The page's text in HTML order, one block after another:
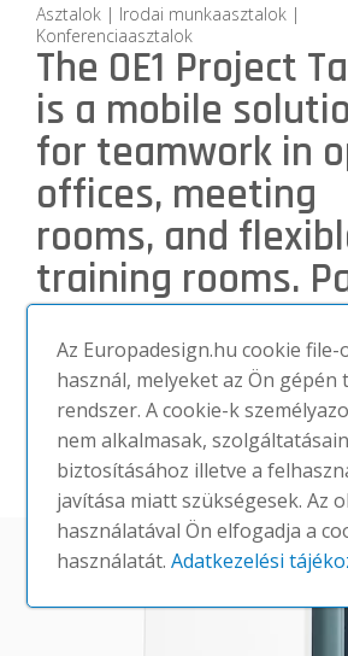
Asztalok | Irodai munkaasztalok |
Konferenciaasztalok
The OE1 Project
is a mobile
for teamwork in
offices, meeting
rooms, and
training rooms.
of the OE1
Collection.
MEGNÉZEM
Az Europadesign.hu cookie file-
használ, melyeket az Ön gépén
rendszer. A cookie-k
nem alkalmasak,
biztosításához illetve a
javítása miatt szükségesek. Az
használatával Ön elfogadja a
használatát.Adatkezelési